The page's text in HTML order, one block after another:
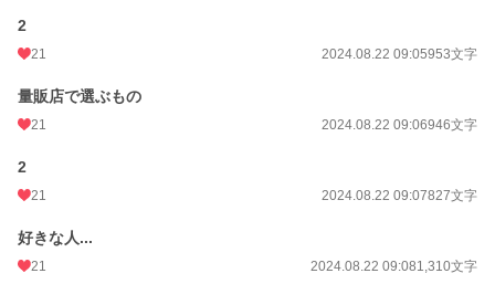
2
21 2024.08.22 09:05953文字
量販店で選ぶもの
21 2024.08.22 09:06946文字
2
21 2024.08.22 09:07827文字
好きな人...
21 2024.08.22 09:081,310文字